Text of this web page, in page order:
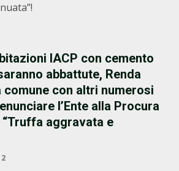
IACP con cemento
abbattute, Renda
comune con altri numerosi
l’Ente alla Procura
aggravata e